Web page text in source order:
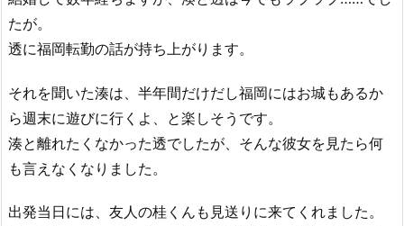
たが。
透に福岡転勤の話が持ち上がります。
それを聞いた湊は、半年間だけだし福岡にはお城もあるか
ら週末に遊びに行くよ、と楽しそうです。
湊と離れたくなかった透でしたが、そんな彼女を見たら何
も言えなくなりました。
出発当日には、友人の桂くんも見送りに来てくれました。